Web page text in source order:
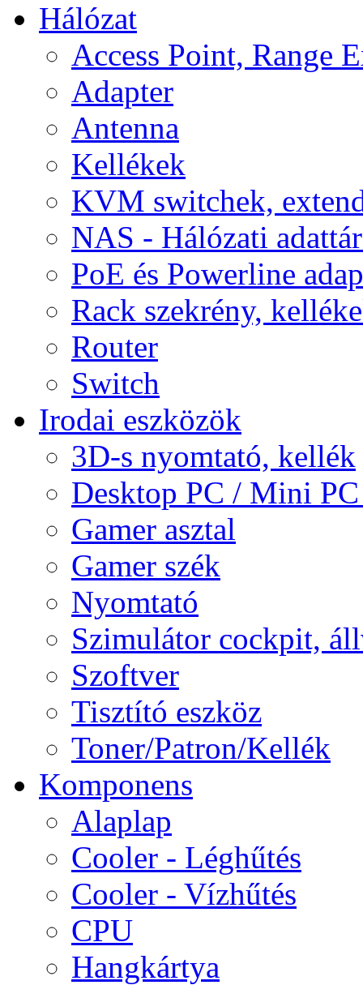
Hálózat
Access Point, Range
Adapter
Antenna
Kellékek
KVM switchek,
NAS - Hálózati
PoE és Powerline
Rack szekrény,
Router
Switch
Irodai eszközök
3D-s nyomtató, kellék
Desktop PC / Mini
Gamer asztal
Gamer szék
Nyomtató
Szimulátor cockpit,
Szoftver
Tisztító eszköz
Toner/Patron/Kellék
Komponens
Alaplap
Cooler - Léghűtés
Cooler - Vízhűtés
CPU
Hangkártya